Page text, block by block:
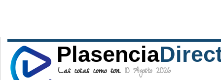
Plasencia
Las cosas como son. 10 Agosto 2026